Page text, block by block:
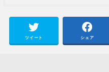
ツイート シェア